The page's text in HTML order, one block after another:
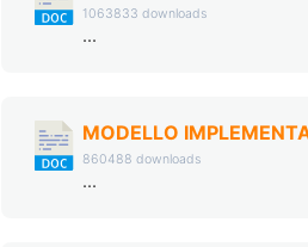
1063833 downloads
...
MODELLO
860488 downloads
...